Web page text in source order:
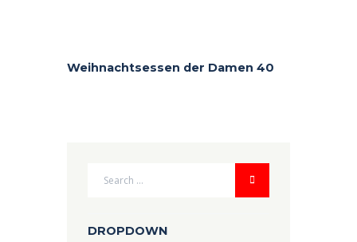
Weihnachtsessen der Damen 40
DROPDOWN